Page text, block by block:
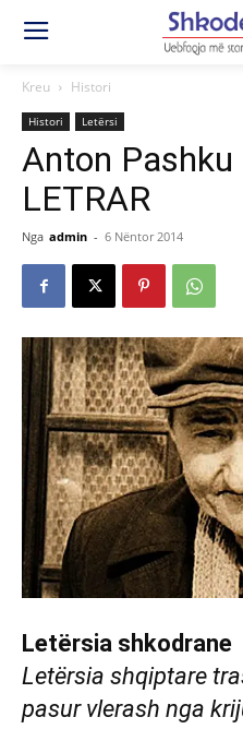
Kreu Histori
Histori Letërsi
Anton
LETRAR
Nga admin - 6 Nëntor 2014
Letërsia shkodrane
Letërsia shqiptare
pasur vlerash nga